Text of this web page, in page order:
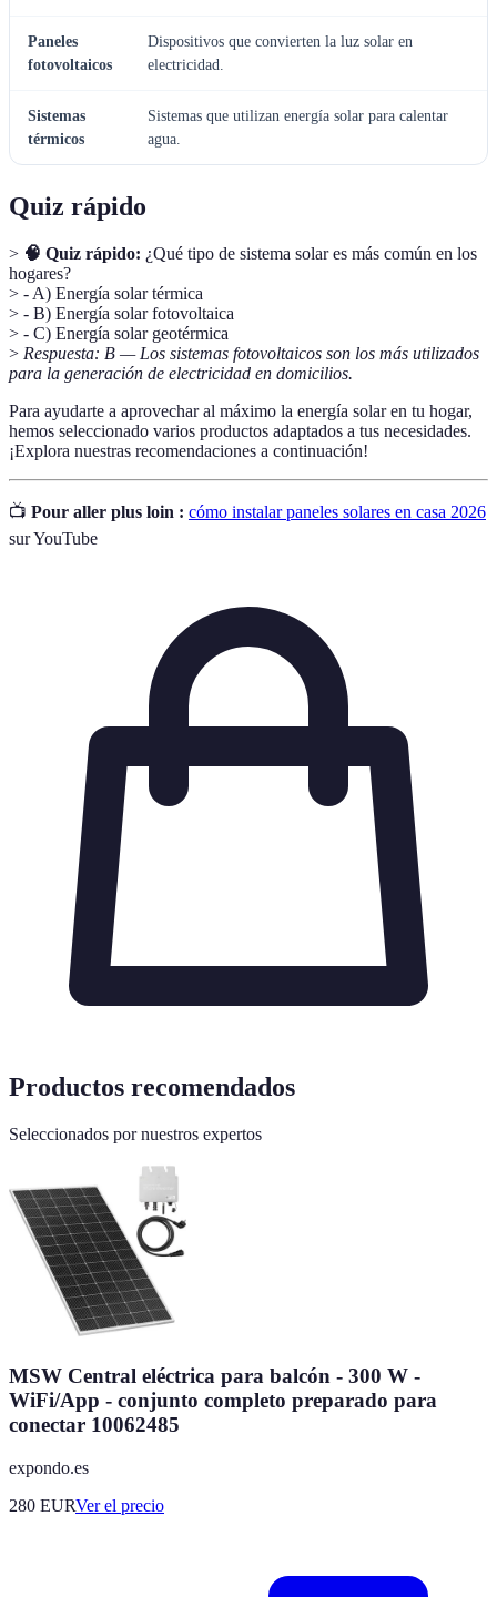
Paneles
fotovoltaicos
Dispositivos que convierten la luz solar en
electricidad.
Sistemas
térmicos
Sistemas que utilizan energía solar para calentar
agua.
Quiz rápido
> 🧠 Quiz rápido: ¿Qué tipo de sistema solar es más común en los
hogares?
> - A) Energía solar térmica
> - B) Energía solar fotovoltaica
> - C) Energía solar geotérmica
> Respuesta: B — Los sistemas fotovoltaicos son los más utilizados
para la generación de electricidad en domicilios.
Para ayudarte a aprovechar al máximo la energía solar en tu hogar,
hemos seleccionado varios productos adaptados a tus necesidades.
¡Explora nuestras recomendaciones a continuación!
📺 Pour aller plus loin : cómo instalar paneles solares en casa 2026
sur YouTube
Productos recomendados
Seleccionados por nuestros expertos
MSW Central eléctrica para balcón - 300 W -
WiFi/App - conjunto completo preparado para
conectar 10062485
expondo.es
280 EURVer el precio